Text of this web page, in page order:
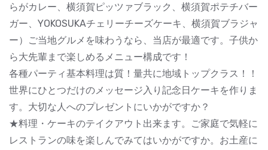
らがカレー、横須賀ピッツァブラック、横須賀ポテチバー
ガー、YOKOSUKAチェリーチーズケーキ、横須賀ブラジャ
ー）ご当地グルメを味わうなら、当店が最適です。子供か
ら大先輩まで楽しめるメニュー構成です！
各種パーティ基本料理は質！量共に地域トップクラス！！
世界にひとつだけのメッセージ入り記念日ケーキを作りま
す。大切な人へのプレゼントにいかがですか？
★料理・ケーキのテイクアウト出来ます。ご家庭で気軽に
レストランの味を楽しんでみてはいかがですか。お土産に